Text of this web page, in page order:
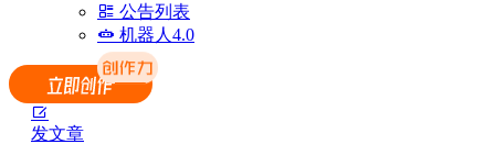
公告列表
机器人4.0
发文章